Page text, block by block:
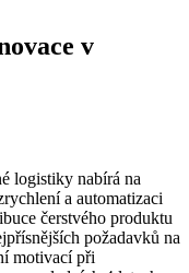
v
logistiky nabírá na
a automatizaci
čerstvého produktu
požadavků na
motivací při